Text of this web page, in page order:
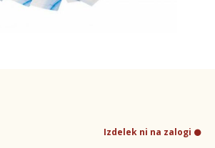
Izdelek ni na zalogi